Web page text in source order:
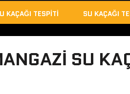
KAÇAĞI TESPITI SU KAÇAĞI
SU